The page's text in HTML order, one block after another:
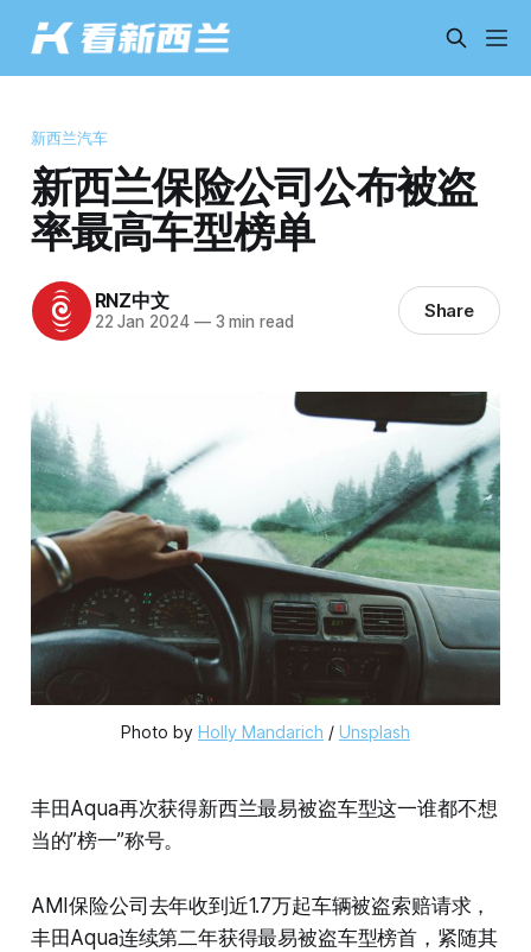
新西兰汽车
新西兰保险公司公布被盗
率最高车型榜单
RNZ中文
22 Jan 2024 —3 min read Share
Photo by Holly Mandarich / Unsplash
丰田Aqua再次获得新西兰最易被盗车型这一谁都不想
当的”榜一”称号。
AMI保险公司去年收到近1.7万起车辆被盗索赔请求，
丰田Aqua连续第二年获得最易被盗车型榜首，紧随其